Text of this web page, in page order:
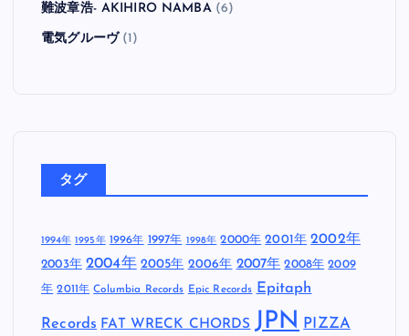
難波章浩- AKIHIRO NAMBA(6)
電気グルーヴ(1)
タグ
1994年 1995年 1996年 1997年 1998年 2000年 2001年 2002年
2003年 2004年 2005年 2006年 2007年 2008年 2009
年 2011年 Columbia Records Epic Records Epitaph
Records FAT WRECK CHORDS JPN PIZZA